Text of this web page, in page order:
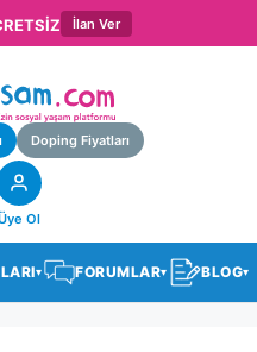
İlan Ver
Doping Fiyatları
Ol
▾ FORUMLAR▾ BLOG▾